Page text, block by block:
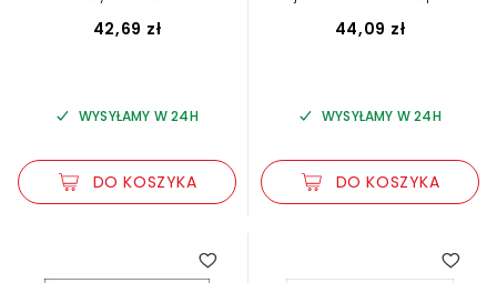
42,69 zł
WYSYŁAMY W 24H
DO KOSZYKA
44,09 zł
WYSYŁAMY W 24H
DO KOSZYKA
5.00 5.00